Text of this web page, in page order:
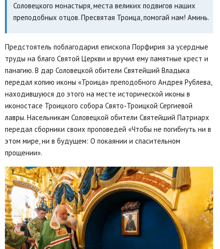
Соловецкого монастыря, места великих подвигов наших
преподобных отцов. Пресвятая Троица, помогай нам! Аминь.
Предстоятель поблагодарил епископа Порфирия за усердные
труды на благо Святой Церкви и вручил ему памятные крест и
панагию. В дар Соловецкой обители Святейший Владыка
передал копию иконы «Троица» преподобного Андрея Рублева,
находившуюся до этого на месте исторической иконы в
иконостасе Троицкого собора Свято-Троицкой Сергиевой
лавры. Насельникам Соловецкой обители Святейший Патриарх
передал сборники своих проповедей «Чтобы не погибнуть ни в
этом мире, ни в будущем: О покаянии и спасительном
прощении».